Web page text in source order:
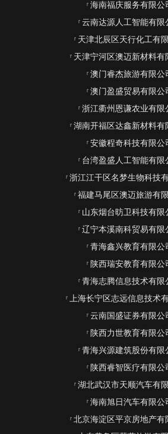
海南福庆服务有限公
云南达源人工智能有限
天津北辰区天行化工有
天津宁河区澳迈新材料有
澳门睿杰旅游有限公
澳门盈盛贸易有限公
浙江衢州恩谦农业有限
湖南开福区达鑫新材料有
安徽程奇科技有限公
台湾盈盛人工智能有限
浙江江干区名梦生物科技
福建马尾区澳迈旅游有
山东烟台昉卫科技有限
辽宁本溪南科贸易有限
青海鑫兴教育有限公
陕西瑞安教育有限公
青海志腾信息技术有限
上海长宁区志远信息技术
云南国盛证券有限公
陕西力世教育有限公
青海兴源建筑股份有限
陕西睿智医疗有限公
湖北武汉市天顺汽车有
海南旭日汽车有限公
北京海淀区平京房地产有